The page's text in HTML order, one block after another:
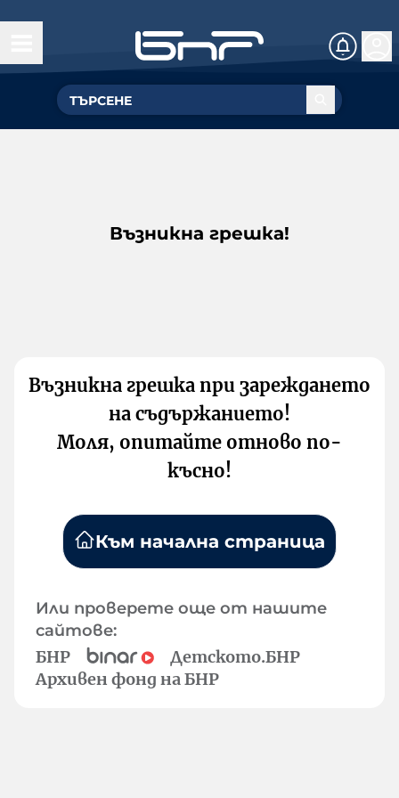
Възникна грешка!
Възникна грешка при зареждането
на съдържанието!
Моля, опитайте отново по-
късно!
Към начална страница
Или проверете още от нашите
сайтове:
БНР
Детското.БНР
Архивен фонд на БНР